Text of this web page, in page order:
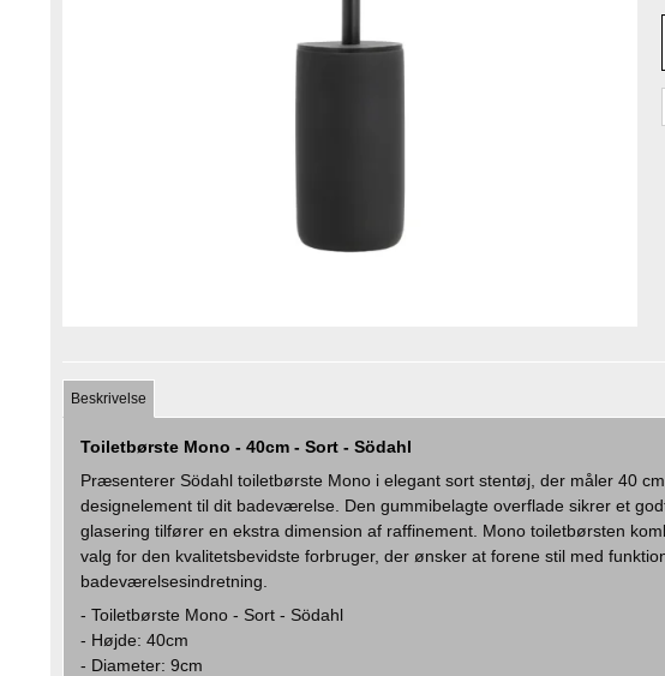
Beskrivelse
Toiletbørste Mono - 40cm - Sort - Södahl
Præsenterer Södahl toiletbørste Mono i elegant sort stentøj, der måler 40
designelement til dit badeværelse. Den gummibelagte overflade sikrer et
glasering tilfører en ekstra dimension af raffinement. Mono toiletbørsten
valg for den kvalitetsbevidste forbruger, der ønsker at forene stil med
badeværelsesindretning.
- Toiletbørste Mono - Sort - Södahl
- Højde: 40cm
- Diameter: 9cm